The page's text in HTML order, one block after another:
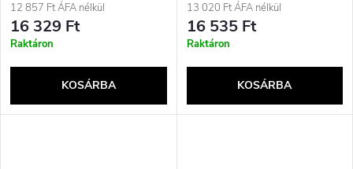
12 857 Ft ÁFA nélkül
16 329 Ft
Raktáron
KOSÁRBA
13 020 Ft ÁFA nélkül
16 535 Ft
Raktáron
KOSÁRBA